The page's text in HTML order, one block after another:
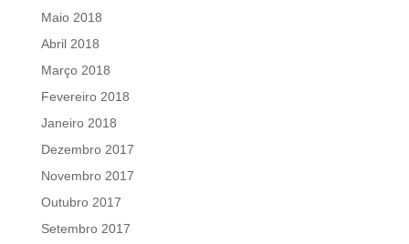
Maio 2018
Abril 2018
Março 2018
Fevereiro 2018
Janeiro 2018
Dezembro 2017
Novembro 2017
Outubro 2017
Setembro 2017